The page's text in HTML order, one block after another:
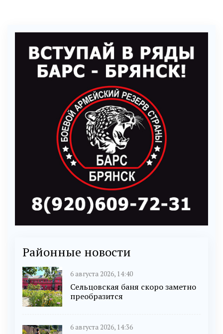
Районные новости
6 августа 2026, 14:40
Сельцовская баня скоро заметно
преобразится
6 августа 2026, 14:36